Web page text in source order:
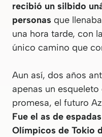
recibió un silbido
personas que
una hora tarde, con
único camino que
Aun así, dos años
apenas un
promesa, el futuro
Fue el as de
Olímpicos de Tokio